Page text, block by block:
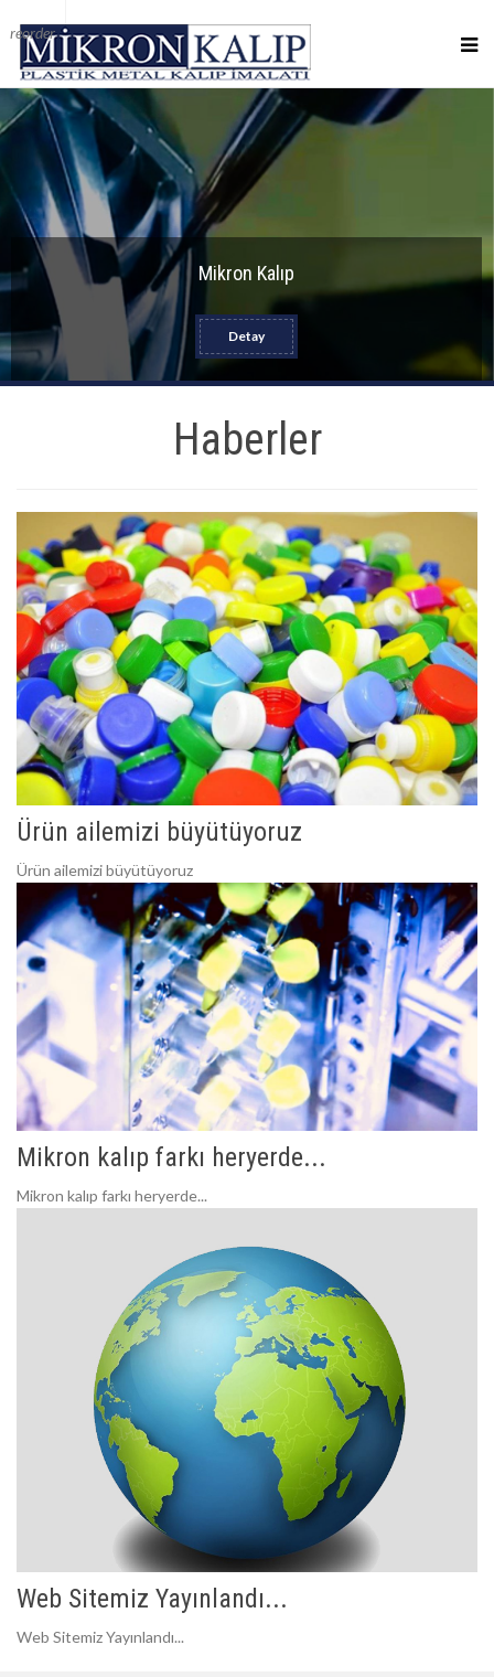
reorder
Mikron Kalıp
Detay
Haberler
Ürün ailemizi büyütüyoruz
Ürün ailemizi büyütüyoruz
Mikron kalıp farkı heryerde...
Mikron kalıp farkı heryerde...
Web Sitemiz Yayınlandı...
Web Sitemiz Yayınlandı...